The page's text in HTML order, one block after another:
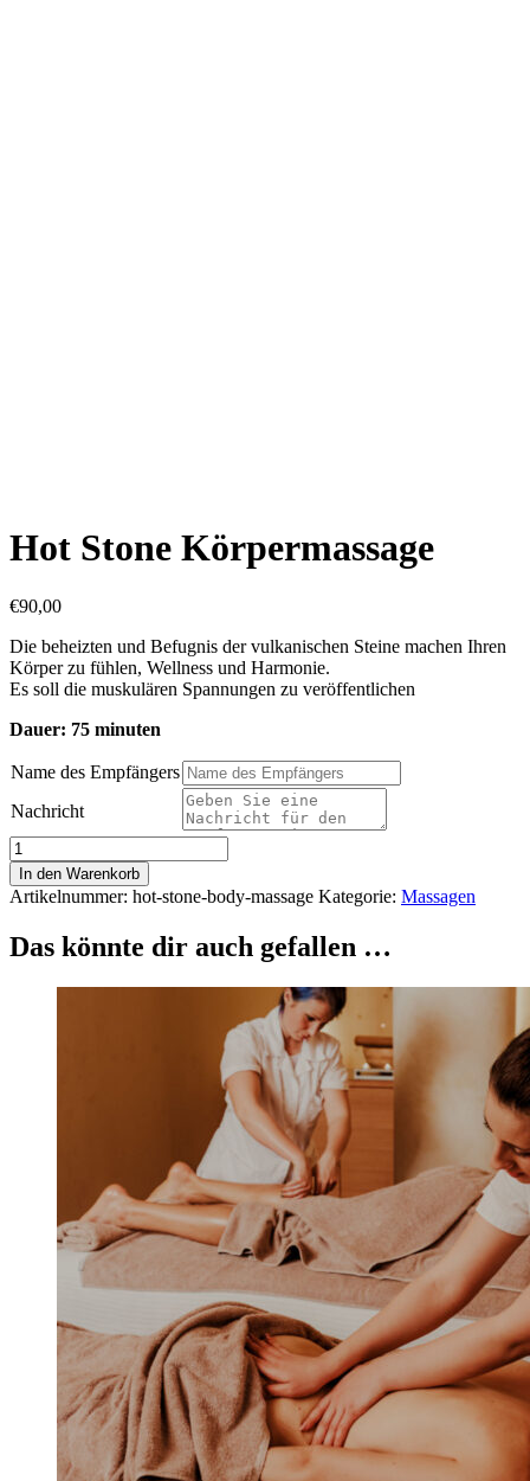
Hot Stone Körpermassage
€90,00
Die beheizten und Befugnis der vulkanischen Steine machen Ihren
Körper zu fühlen, Wellness und Harmonie.
Es soll die muskulären Spannungen zu veröffentlichen
Dauer: 75 minuten
Name des Empfängers
Nachricht
Hot
Stone
Körpermassage
Menge
In den Warenkorb
Artikelnummer: hot-stone-body-massage Kategorie: Massagen
Das könnte dir auch gefallen …